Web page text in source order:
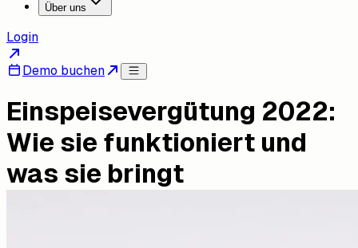
Über uns
Login
Demo buchen
Einspeisevergütung 2022:
Wie sie funktioniert und
was sie bringt